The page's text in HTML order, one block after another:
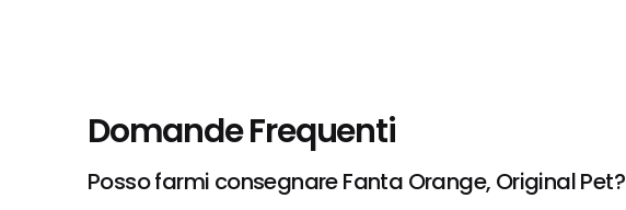
Domande Frequenti
Posso farmi consegnare Fanta Orange, Original Pet?